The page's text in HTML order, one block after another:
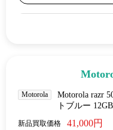
Motorola
Motorola razr
トブルー
新品買取価格 41,000円